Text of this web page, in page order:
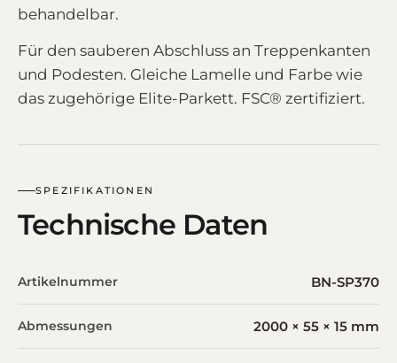
behandelbar.
Für den sauberen Abschluss an Treppenkanten
und Podesten. Gleiche Lamelle und Farbe wie
das zugehörige Elite-Parkett. FSC® zertifiziert.
SPEZIFIKATIONEN
Technische Daten
Artikelnummer BN-SP370
Abmessungen 2000 × 55 × 15 mm